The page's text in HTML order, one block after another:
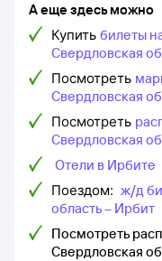
А еще здесь можно
Купить билеты
Свердловская
Посмотреть
Свердловская
Посмотреть
Свердловская
Отели в Ирбите
Поездом: ж/д
область – Ирбит
Посмотреть
Свердловская